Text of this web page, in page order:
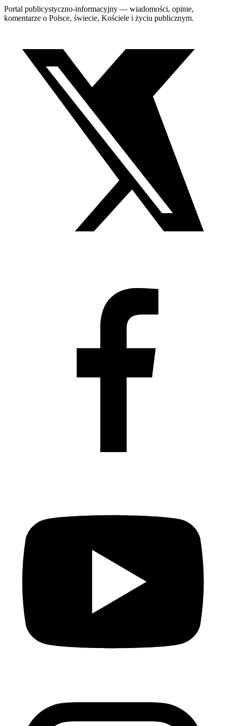
Portal publicystyczno-informacyjny — wiadomości, opinie,
komentarze o Polsce, świecie, Kościele i życiu publicznym.